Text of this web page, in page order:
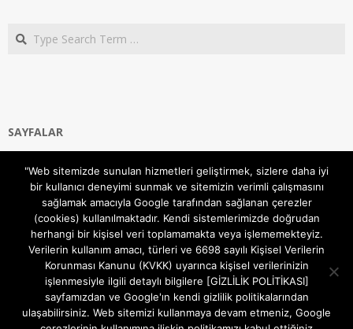
Search
SAYFALAR
Gizlilik ve Çerezler (Cookies) Politikası
Hakkımızda
İletişim Kanalları
MODEM KURULUM
TEKNİK DESTEK
TELEVİZYON SİSTEMLERİ
"Web sitemizde sunulan hizmetleri geliştirmek, sizlere daha iyi
bir kullanıcı deneyimi sunmak ve sitemizin verimli çalışmasını
sağlamak amacıyla Google tarafından sağlanan çerezler
(cookies) kullanılmaktadır. Kendi sistemlerimizde doğrudan
herhangi bir kişisel veri toplamamakta veya işlememekteyiz.
Verilerin kullanım amacı, türleri ve 6698 sayılı Kişisel Verilerin
Korunması Kanunu (KVKK) uyarınca kişisel verilerinizin
işlenmesiyle ilgili detaylı bilgilere [GİZLİLİK POLİTİKASI]
sayfamızdan ve Google'ın kendi gizlilik politikalarından
ulaşabilirsiniz. Web sitemizi kullanmaya devam etmeniz, Google